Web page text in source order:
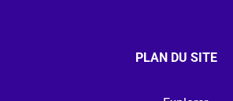
PLAN DU SITE